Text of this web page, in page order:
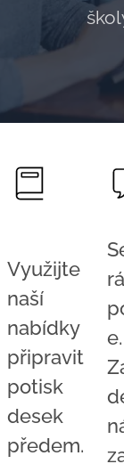
Využijte
naší
nabídky
připravit
potisk
desek
předem.
e.